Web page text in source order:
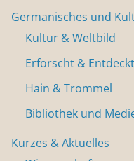
Germanisches und
Kultur & Weltbild
Erforscht & Entdeckt
Hain & Trommel
Bibliothek und
Kurzes & Aktuelles